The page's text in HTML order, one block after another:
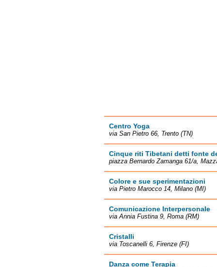
Centro Yoga
via San Pietro 66, Trento (TN)
Cinque riti Tibetani detti fonte
piazza Bernardo Zamanga 61/a,
Colore e sue sperimentazioni
via Pietro Marocco 14, Milano (MI)
Comunicazione Interpersonale
via Annia Fustina 9, Roma (RM)
Cristalli
via Toscanelli 6, Firenze (FI)
Danza come Terapia